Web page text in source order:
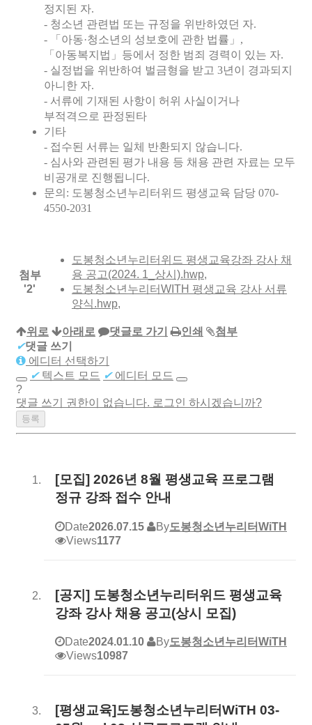
정지된 자.
- 청소년 관련법 또는 규정을 위반하였던 자.
-
「 아동·청소년의 성보호에 관한 법률 」 ,
「 아동복지법 」 등에서 정한 범죄 경력이 있는 자.
- 실정법을 위반하여 벌금형을 받고 3년이 경과되지
아니한 자.
- 서류에 기재된 사항이 허위 사실이거나
부적격으로 판정된타
기타
- 접수된 서류는 일체 반환되지 않습니다.
- 심사와 관련된 평가 내용 등 채용 관련 자료는 모두
비공개로 진행됩니다.
문의: 도봉청소년누리터위드 평생교육 담당 070-
4550-2031
첨부
'2'
도봉청소년누리터위드 평생교육강좌 강사 채
용 공고(2024. 1_상시).hwp,
도봉청소년누리터WITH 평생교육 강사 서류
양식.hwp,
위로 아래로 댓글로 가기 인쇄
첨부
✔댓글 쓰기
에디터 선택하기
✔ 텍스트 모드 ✔ 에디터 모드
?
댓글 쓰기 권한이 없습니다. 로그인 하시겠습니까?
[모집] 2026년 8월 평생교육 프로그램
정규 강좌 접수 안내
Date2026.07.15 By도봉청소년누리터WiTH
Views1177
[공지] 도봉청소년누리터위드 평생교육
강좌 강사 채용 공고(상시 모집)
Date2024.01.10 By도봉청소년누리터WiTH
Views10987
[평생교육]도봉청소년누리터WiTH 03-